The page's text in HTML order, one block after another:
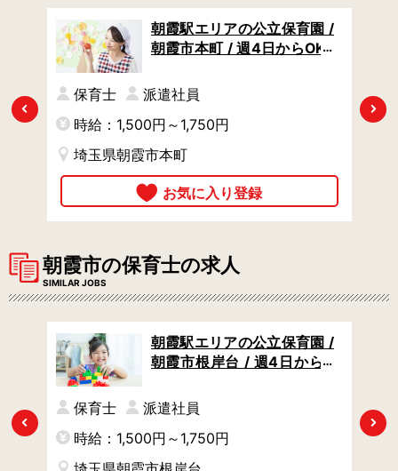
Previous
朝霞駅エリアの公立保育園 /
朝霞市本町 / 週4日からOK /
かりなど、ご希望や園の状
況に合わせて保育業務をお
任せ
保育士
派遣社員
時給：1,500円～1,750円
埼玉県朝霞市本町
Next
朝霞市の保育士の求人
SIMILAR JOBS
Previous
朝霞駅エリアの公立保育園 /
朝霞市根岸台 / 週4日からO
時預かりなど、ご希望や園
の状況に合わせて保育業務
をお任せ
保育士
派遣社員
時給：1,500円～1,750円
Next